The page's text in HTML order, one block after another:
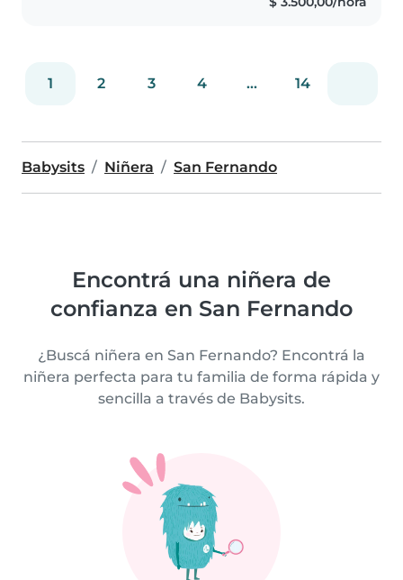
1 2 3 4 ... 14
Babysits Niñera San Fernando
Encontrá una niñera de
confianza en San Fernando
¿Buscá niñera en San Fernando? Encontrá la
niñera perfecta para tu familia de forma rápida y
sencilla a través de Babysits.